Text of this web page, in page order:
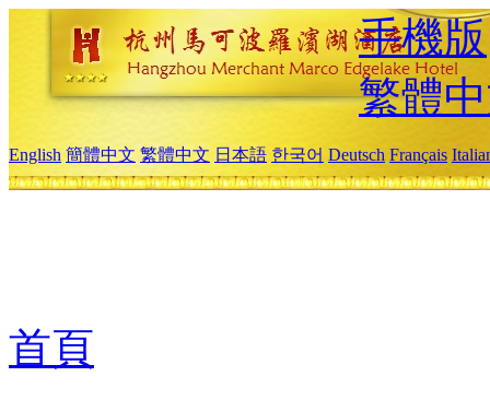
手機版
繁體
English 簡體中文 繁體中文 日本語 한국어 Deutsch Français
首頁